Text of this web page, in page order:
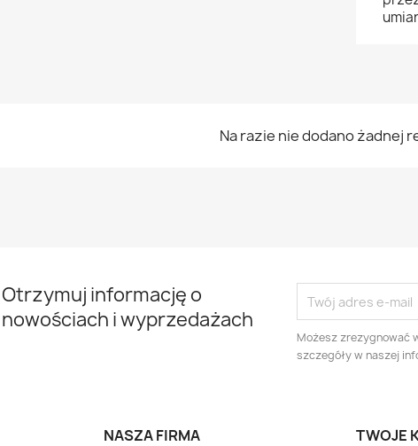
Na razie nie dodano żadnej
Otrzymuj informację o
nowościach i wyprzedażach
Możesz zrezygnować
szczegóły w naszej
NASZA FIRMA TWOJE